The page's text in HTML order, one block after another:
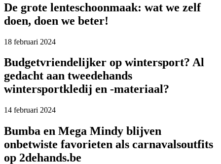
De grote lenteschoonmaak: wat we zelf
doen, doen we beter!
18 februari 2024
Budgetvriendelijker op wintersport? Al
gedacht aan tweedehands
wintersportkledij en -materiaal?
14 februari 2024
Bumba en Mega Mindy blijven
onbetwiste favorieten als carnavalsoutfits
op 2dehands.be